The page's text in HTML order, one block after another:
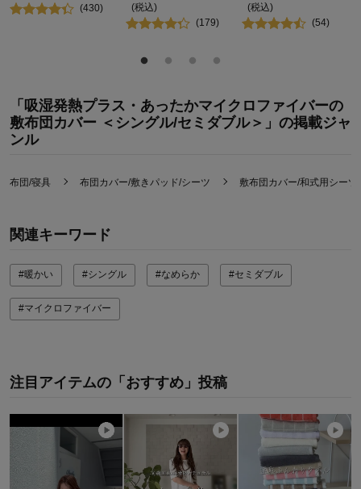
(430)
(税込)
(179)
(税込)
(54)
「吸湿発熱プラス・あったかマイクロファイバーの
敷布団カバー ＜シングル/セミダブル＞」の掲載ジャ
ンル
布団/寝具 布団カバー/敷きパッド/シーツ 敷布団カバー/和式用シーツ
関連キーワード
#暖かい #シングル #なめらか #セミダブル
#マイクロファイバー
注目アイテムの「おすすめ」投稿